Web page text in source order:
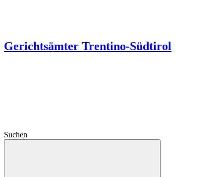
Gerichtsämter Trentino-Südtirol
Suchen